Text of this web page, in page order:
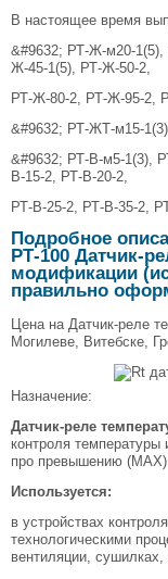
В настоящее время
&#9632; РТ-Ж-м20-
Ж-45-1(5), РТ-Ж-50-2,
РТ-Ж-80-2, РТ-Ж-95-2,
&#9632; РТ-ЖТ-м15-
&#9632; РТ-В-м5-1(3),
В-15-2, РТ-В-20-2,
РТ-В-25-2, РТ-В-35-2,
Подробное
РТ-100 Датчик-
модификации
правильно
Цена на Датчик-реле
Могилеве, Витебске,
Назначение:
Датчик-реле
контроля температуры
про превышению
Используется:
в устройствах
технологическими
вентиляции, сушилках,